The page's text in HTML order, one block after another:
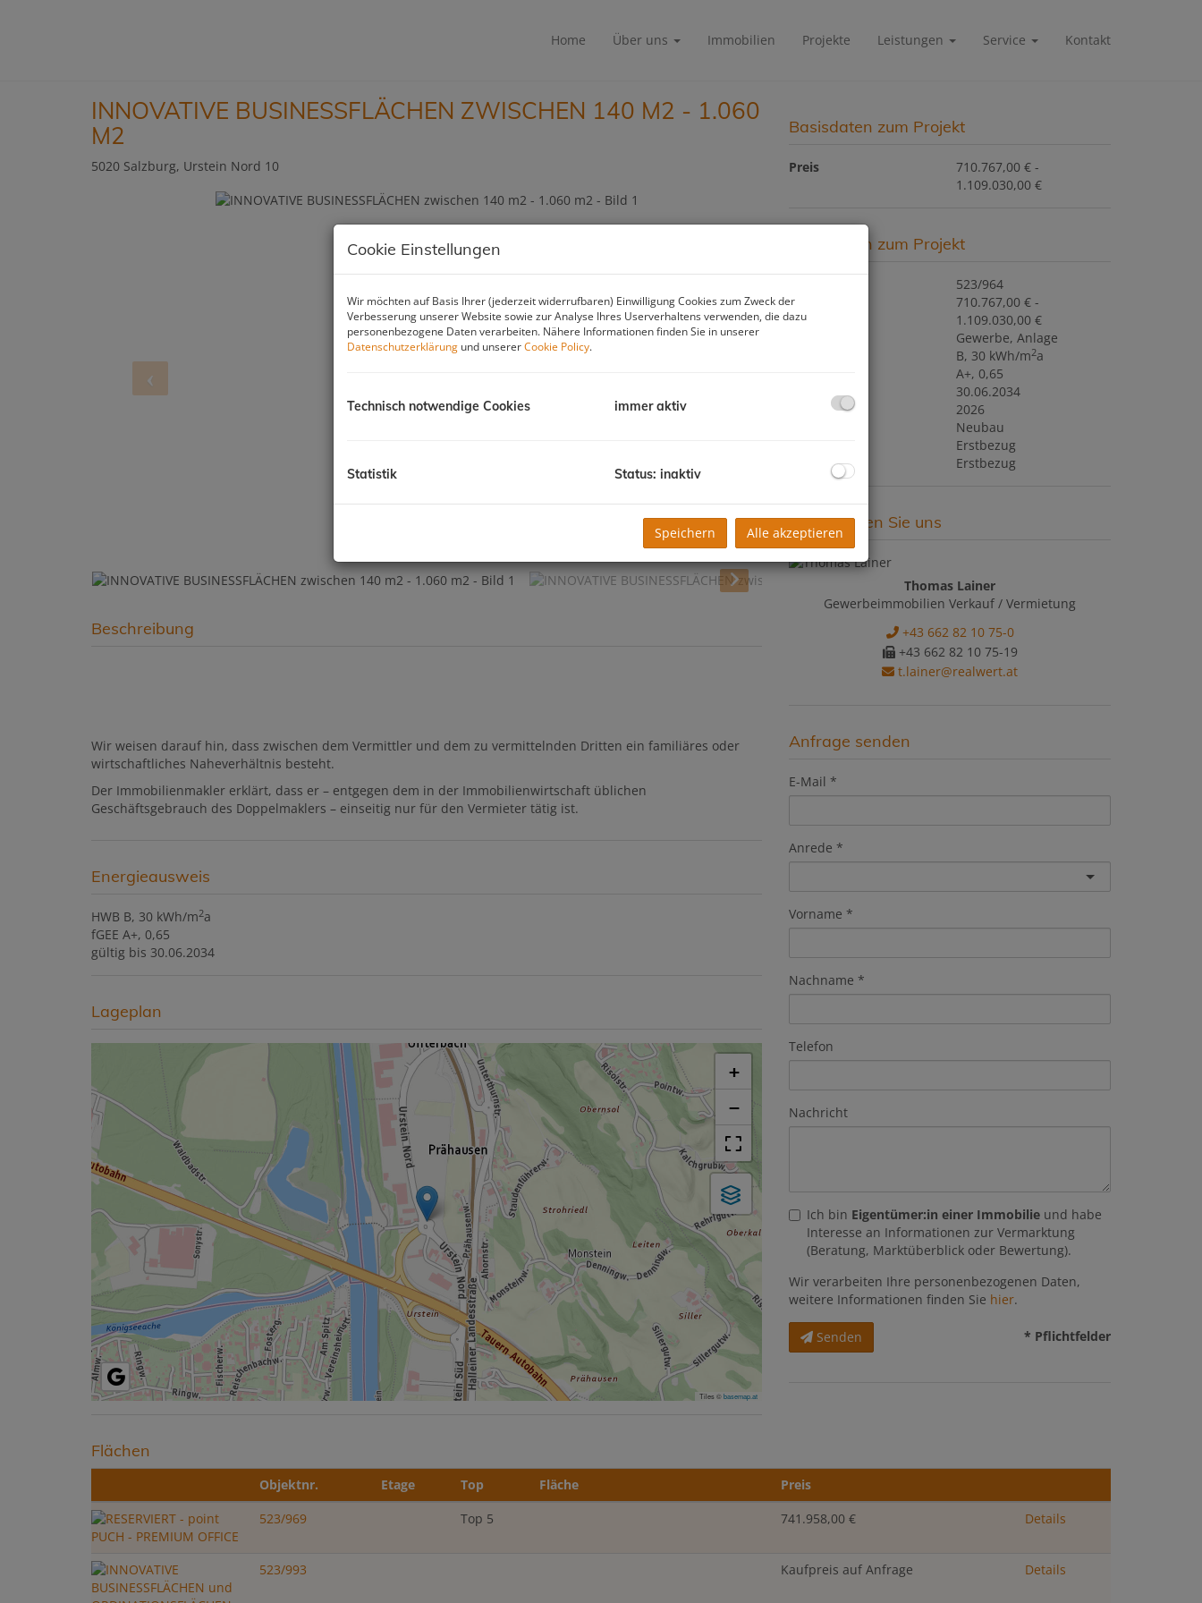
Home Über uns Immobilien Projekte Leistungen Service Kontakt
INNOVATIVE BUSINESSFLÄCHEN ZWISCHEN 140 M2 - 1.060
M2
5020 Salzburg, Urstein Nord 10
Beschreibung
Wir weisen darauf hin, dass zwischen dem Vermittler und dem zu vermittelnden Dritten ein familiäres oder
wirtschaftliches Naheverhältnis besteht.
Der Immobilienmakler erklärt, dass er – entgegen dem in der Immobilienwirtschaft üblichen
Geschäftsgebrauch des Doppelmaklers – einseitig nur für den Vermieter tätig ist.
Energieausweis
HWB B, 30 kWh/m2a
fGEE A+, 0,65
gültig bis 30.06.2034
Lageplan
+
−
Tiles ©basemap.at
Basisdaten zum Projekt
Preis
710.767,00 € -
1.109.030,00 €
Basisdaten zum Projekt
523/964
Preis
710.767,00 € -
1.109.030,00 €
Gewerbe Anlage
B, 30 kWh/m2a
A+, 0,65
gültig bis
30.06.2034
Baujahr
2026
Neubau
Erstbezug
Hauszustand
Erstbezug
Kontaktieren Sie uns
Thomas Lainer
Gewerbeimmobilien Verkauf / Vermietung
+43 662 82 10 75-0
+43 662 82 10 75-19
t.lainer@realwert.at
Anfrage senden
E-Mail
Anrede
Vorname
Nachname
Telefon
Nachricht
Ich bin Eigentümer:in einer Immobilie und habe
Interesse an Informationen zur Vermarktung
(Beratung, Marktüberblick oder Bewertung).
Wir verarbeiten Ihre personenbezogenen Daten,
weitere Informationen finden Sie hier.
Senden * Pflichtfelder
Flächen
Objektnr. Etage Top Fläche
Preis
523/969
Top 5 741.958,00 € Details
523/993 Kaufpreis auf Anfrage Details
Cookie Einstellungen
Wir möchten auf Basis Ihrer (jederzeit widerrufbaren) Einwilligung Cookies zum Zweck der
Verbesserung unserer Website sowie zur Analyse Ihres Userverhaltens verwenden, die dazu
personenbezogene Daten verarbeiten. Nähere Informationen finden Sie in unserer
Datenschutzerklärung und unsererCookie Policy.
Technisch notwendige Cookies immer aktiv
Statistik Status: inaktiv
Speichern Alle akzeptieren